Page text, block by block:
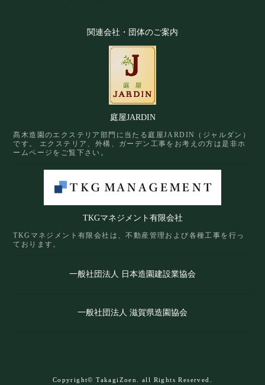
関連会社・団体のご案内
庭屋JARDIN
髙木造園のエクステリア部門に当たる庭屋JARDIN（ジャルダン）
です。 エクステリア、外構、ガーデン工事をお考えの方は是非ホ
ームページをご覧下さい。
TKGマネジメント有限会社
TKGマネジメント有限会社は、不動産管理および各種工事を行っ
ております。
一般社団法人 日本造園建設業協会
一般社団法人 滋賀県造園協会
Copyright© TakagiZoen. all Rights Reserved.